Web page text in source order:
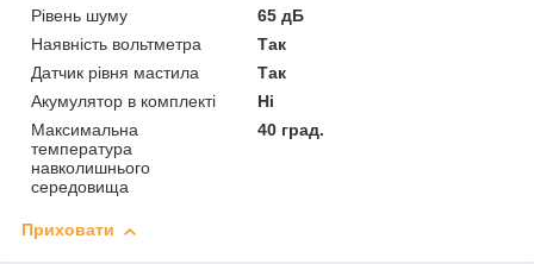
Рівень шуму
65 дБ
Наявність вольтметра
Так
Датчик рівня мастила
Так
Акумулятор в комплекті
Ні
Максимальна
температура
навколишнього
середовища
40 град.
Приховати